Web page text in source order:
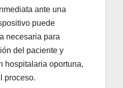
ante una
puede
necesaria para
del paciente y
hospitalaria oportuna,
proceso.